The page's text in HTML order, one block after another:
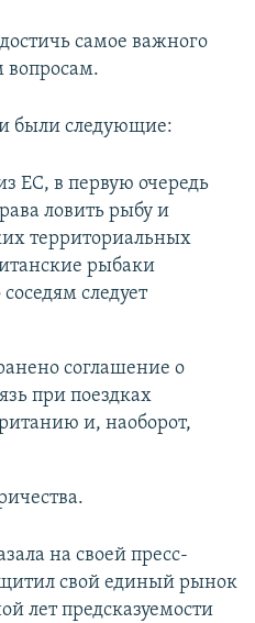
самое важного
вопросам.
были следующие:
ЕС, в первую очередь
ловить рыбу и
территориальных
рыбаки
следует
соглашение о
при поездках
и, наоборот,
на своей пресс-
свой единый рынок
лет предсказуемости